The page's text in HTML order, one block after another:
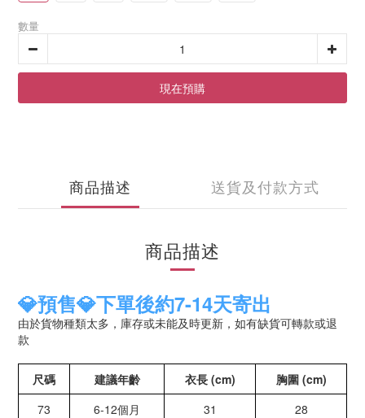
數量
現在預購
商品描述 送貨及付款方式
商品描述
💎預售💎下單後約7-14天寄出
由於貨物種類太多，庫存或未能及時更新，如有缺貨可轉款或退
款
尺碼 建議年齡 衣長 (cm)
胸圍 (cm)
73
6-12個月 31
28